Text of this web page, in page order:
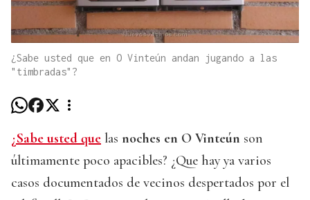
¿Sabe usted que en O Vinteún andan jugando a las
"timbradas"?
¿Sabe usted que las noches en O Vinteún son
últimamente poco apacibles? ¿Que hay ya varios
casos documentados de vecinos despertados por el